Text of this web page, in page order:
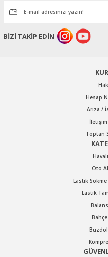
Ürün bilgilerinde hatalar
Ürün fiyatı diğer sitelerden
Bu ürüne benzer farklı
BİZİ TAKİP EDİN
Hesap
Arıza /
Toptan
Oto
Lastik
Lastik